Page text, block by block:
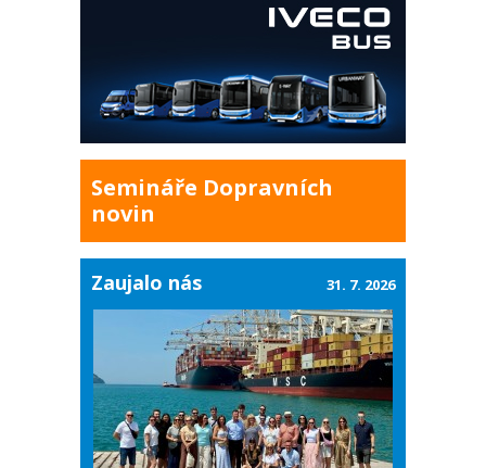
Semináře Dopravních
novin
Zaujalo nás 31. 7. 2026